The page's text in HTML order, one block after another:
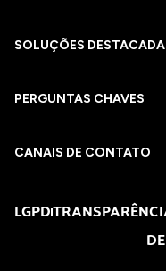
SOLUÇÕES
PERGUNTAS CHAVES​
CANAIS DE CONTATO
LGPD